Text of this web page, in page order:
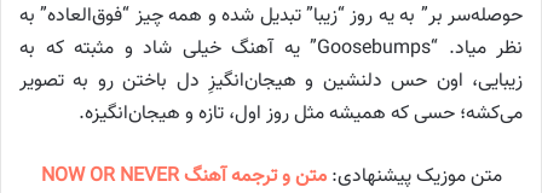
حوصله‌سر بر” به یه روز “زیبا” تبدیل شده و همه چیز “فوق‌العاده” به
نظر میاد. “Goosebumps” یه آهنگ خیلی شاد و مثبته که به
زیبایی، اون حس دلنشین و هیجان‌انگیزِ دل باختن رو به تصویر
می‌کشه؛ حسی که همیشه مثل روز اول، تازه و هیجان‌انگیزه.
متن موزیک پیشنهادی:
متن و ترجمه آهنگ NOW OR NEVER